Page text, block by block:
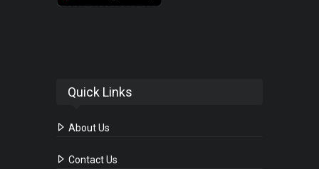
Quick Links
About Us
Contact Us